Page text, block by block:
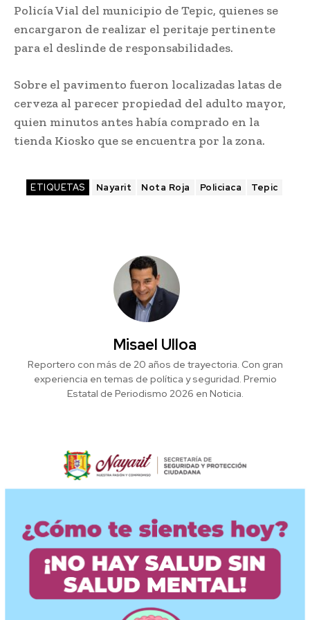
Policía Vial del municipio de Tepic, quienes se
encargaron de realizar el peritaje pertinente
para el deslinde de responsabilidades.
Sobre el pavimento fueron localizadas latas de
cerveza al parecer propiedad del adulto mayor,
quien minutos antes había comprado en la
tienda Kiosko que se encuentra por la zona.
ETIQUETAS Nayarit Nota Roja Policiaca Tepic
Misael Ulloa
Reportero con más de 20 años de trayectoria. Con gran
experiencia en temas de política y seguridad. Premio
Estatal de Periodismo 2026 en Noticia.